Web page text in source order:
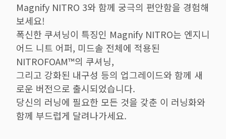
Magnify NITRO 3와 함께 궁극의 편안함을 경험해
보세요!
폭신한 쿠셔닝이 특징인 Magnify NITRO는 엔지니
어드 니트 어퍼, 미드솔 전체에 적용된
NITROFOAM™의 쿠셔닝,
그리고 강화된 내구성 등의 업그레이드와 함께 새
로운 버전으로 출시되었습니다.
당신의 러닝에 필요한 모든 것을 갖춘 이 러닝화와
함께 부드럽게 달려나가세요.